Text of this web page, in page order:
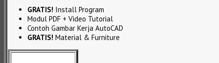
GRATIS! Install Program
Modul PDF + Video Tutorial
Contoh Gambar Kerja AutoCAD
GRATIS! Material & Furniture